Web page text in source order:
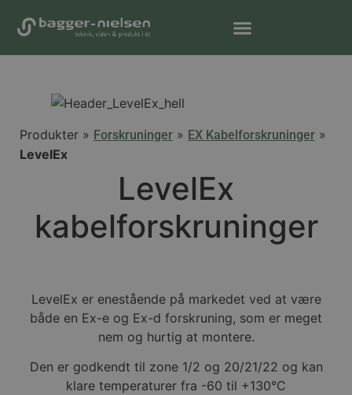
Produkter » Forskruninger » EX Kabelforskruninger »
LevelEx
LevelEx
kabelforskruninger
LevelEx er enestående på markedet ved at være
både en Ex-e og Ex-d forskruning, som er meget
nem og hurtig at montere.
Den er godkendt til zone 1/2 og 20/21/22 og kan
klare temperaturer fra -60 til +130°C